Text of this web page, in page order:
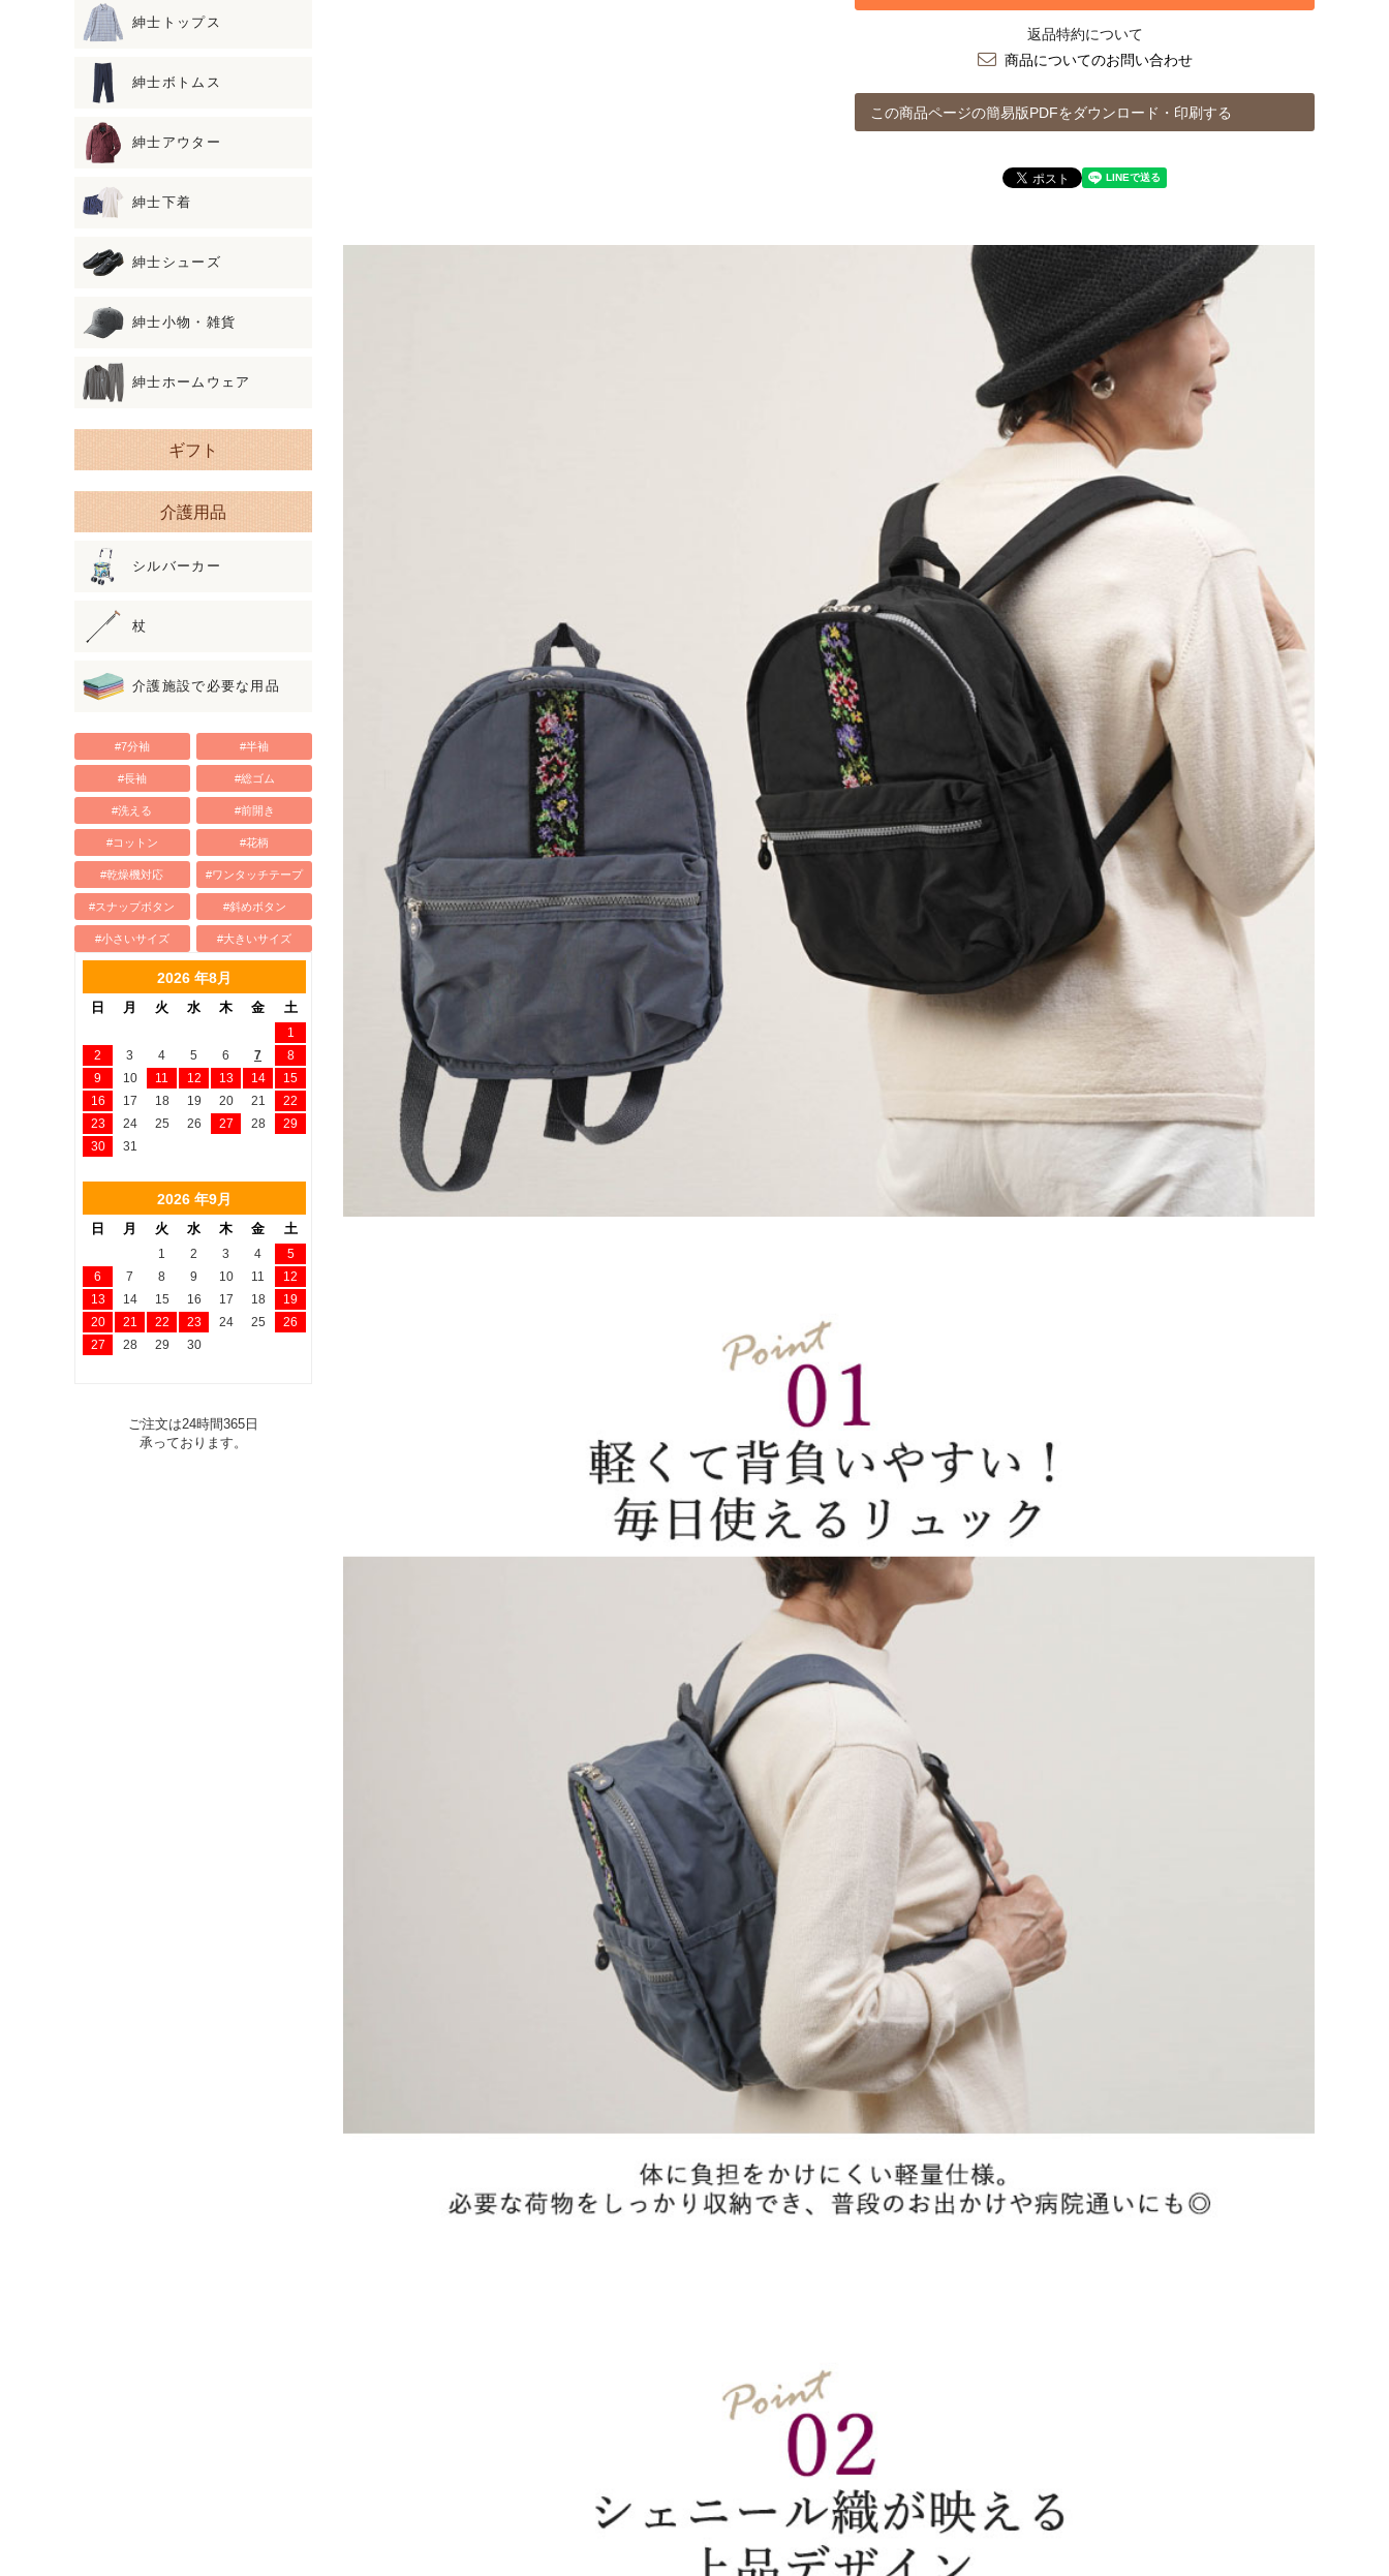
紳士トップス
紳士ボトムス
紳士アウター
紳士下着
紳士シューズ
紳士小物・雑貨
紳士ホームウェア
ギフト
介護用品
シルバーカー
杖
介護施設で必要な用品
#7分袖 #半袖
#長袖 #総ゴム
#洗える #前開き
#コットン #花柄
#乾燥機対応 #ワンタッチテープ
#スナップボタン #斜めボタン
#小さいサイズ #大きいサイズ
2026 年8月
日 月 火 水 木 金 土
1
2
3 4 5 6 7
8
9
10 11 12 13 14
15
16
17 18 19 20 21
22
23
24 25 26 27 28
29
30
31
2026 年9月
日 月 火 水 木 金 土
1 2 3 4
5
6
7 8 9 10 11
12
13
14 15 16 17 18
19
20
21 22 23 24 25
26
27
28 29 30
ご注文は24時間365日
承っております。
返品特約について
商品についてのお問い合わせ
この商品ページの簡易版PDFをダウンロード・印刷する